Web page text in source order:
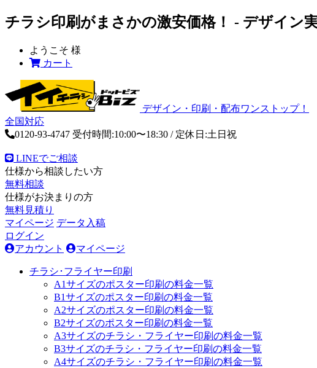
チラシ印刷がまさかの激安価格！ - デザイン
ようこそ 様
カート
デザイン・印刷・配布ワンストップ！
全国対応
0120-93-4747 受付時間:10:00〜18:30 / 定休日:土日祝
LINEでご相談
仕様から相談したい方
無料相談
仕様がお決まりの方
無料見積り
マイページ データ入稿
ログイン
アカウント
マイページ
チラシ･フライヤー印刷
A1サイズのポスター印刷の料金一覧
B1サイズのポスター印刷の料金一覧
A2サイズのポスター印刷の料金一覧
B2サイズのポスター印刷の料金一覧
A3サイズのチラシ・フライヤー印刷の料金一覧
B3サイズのチラシ・フライヤー印刷の料金一覧
A4サイズのチラシ・フライヤー印刷の料金一覧